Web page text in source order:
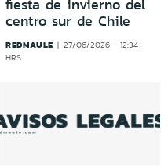
fiesta de invierno del
centro sur de Chile
REDMAULE
27/06/2026 - 12:34
HRS